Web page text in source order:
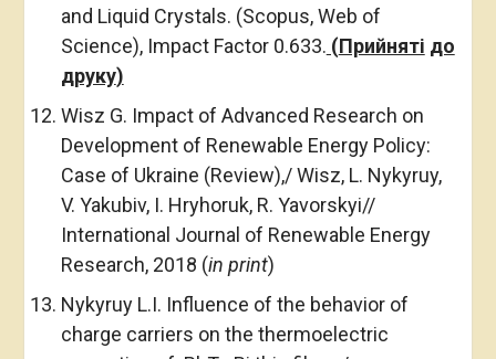
and Liquid Crystals. (Scopus, Web of
Science), Impact Factor 0.633. (Прийняті до
друку)
Wisz G. Impact of Advanced Research on
Development of Renewable Energy Policy:
Case of Ukraine (Review),/ Wisz, L. Nykyruy,
V. Yakubiv, I. Hryhoruk, R. Yavorskyi//
International Journal of Renewable Energy
Research, 2018 (in print)
Nykyruy L.I. Influence of the behavior of
charge carriers on the thermoelectric